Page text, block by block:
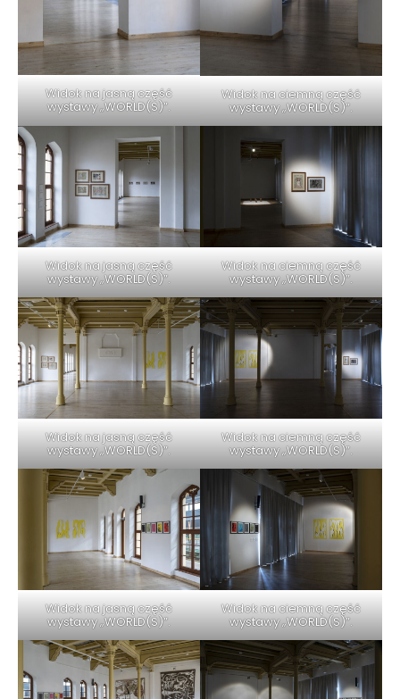
Widok na jasną część
wystawy „WORLD(S)”.
Widok na ciemną część
wystawy „WORLD(S)”.
Widok na jasną część
wystawy „WORLD(S)”.
Widok na ciemną część
wystawy „WORLD(S)”.
Widok na jasną część
wystawy „WORLD(S)”.
Widok na ciemną część
wystawy „WORLD(S)”.
Widok na jasną część
wystawy „WORLD(S)”.
Widok na ciemną część
wystawy „WORLD(S)”.